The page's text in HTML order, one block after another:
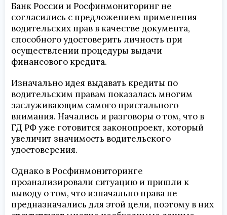
Банк России и Росфинмониторинг не
согласились с предложением применения
водительских прав в качестве документа,
способного удостоверить личность при
осуществлении процедуры выдачи
финансового кредита.
Изначально идея выдавать кредиты по
водительским правам показалась многим
заслуживающим самого пристального
внимания. Начались и разговоры о том, что в
ГД РФ уже готовится законопроект, который
увеличит значимость водительского
удостоверения.
Однако в Росфинмониторинге
проанализировали ситуацию и пришли к
выводу о том, что изначально права не
предназначались для этой цели, поэтому в них